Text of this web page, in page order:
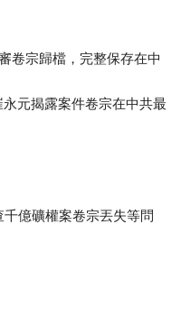
卷宗歸檔，完整保存在中
元揭露案件卷宗在中共最
億礦權案卷宗丟失等問